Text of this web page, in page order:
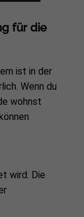
für die
ist in der
Wenn du
wohnst
wird. Die